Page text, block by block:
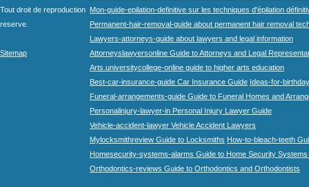
Tout droit de reproduction
reserve.
Sitemap
Mon-guide-epilation-definitive sur les techniques d'épilation
Permanent-hair-removal-guide about permanent hair removal
Lawyers-attorneys-guide about lawyers and legal information
Attorneyslawyersonline Guide to Attorneys and Legal
Arts.universitycollege-online guide to higher arts education
Best-car-insurance-guide Car Insurance Guide Ideas-for-
Funeral-arrangements-guide Guide to Funeral Homes and
Personalinjury-lawyer-in Personal Injury Lawyer Guide
Vehicle-accident-lawyer Vehicle Accident Lawyers
Mylocksmithreview Guide to Locksmiths How-to-bleach-teeth
Homesecurity-systems-alarms Guide to Home Security Systems
Orthodontics-reviews Guide to Orthodontics and Orthodontists